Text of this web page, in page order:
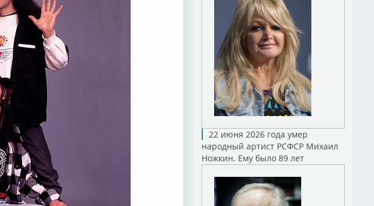
22 июня 2026 года умер
народный артист РСФСР Михаил
Ножкин. Ему было 89 лет